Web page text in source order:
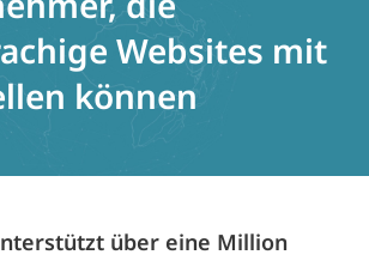
Websites mit
können
über eine Million